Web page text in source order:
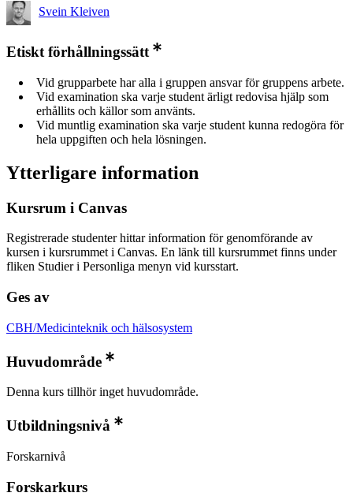
Svein Kleiven
Etiskt förhållningssätt
Vid grupparbete har alla i gruppen ansvar för gruppens arbete.
Vid examination ska varje student ärligt redovisa hjälp som
erhållits och källor som använts.
Vid muntlig examination ska varje student kunna redogöra för
hela uppgiften och hela lösningen.
Ytterligare information
Kursrum i Canvas
Registrerade studenter hittar information för genomförande av
kursen i kursrummet i Canvas. En länk till kursrummet finns under
fliken Studier i Personliga menyn vid kursstart.
Ges av
CBH/Medicinteknik och hälsosystem
Huvudområde
Denna kurs tillhör inget huvudområde.
Utbildningsnivå
Forskarnivå
Forskarkurs